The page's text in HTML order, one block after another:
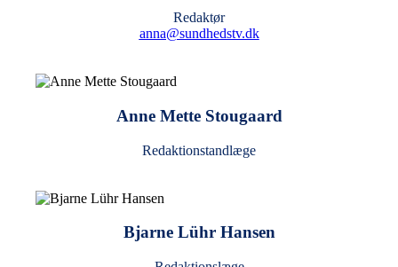
Redaktør
anna@sundhedstv.dk
Anne Mette Stougaard
Redaktionstandlæge
Bjarne Lühr Hansen